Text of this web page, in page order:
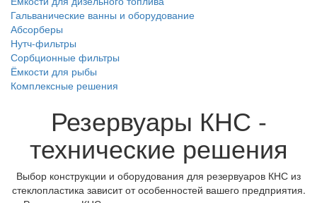
Гальванические ванны и оборудование
Абсорберы
Нутч-фильтры
Сорбционные фильтры
Ёмкости для рыбы
Комплексные решения
Резервуары КНС -
технические решения
Выбор конструкции и оборудования для резервуаров КНС из
стеклопластика зависит от особенностей вашего предприятия.